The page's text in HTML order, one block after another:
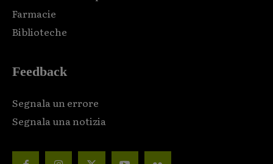
Farmacie
Biblioteche
Feedback
Segnala un errore
Segnala una notizia